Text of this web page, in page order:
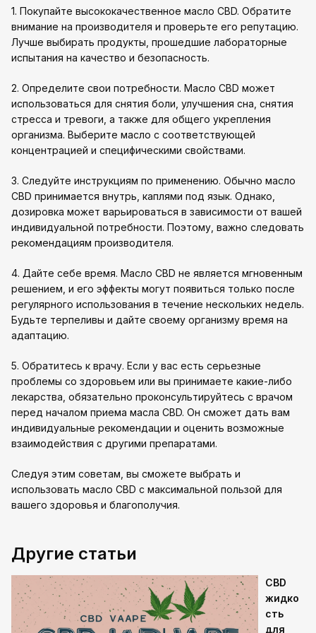
1. Покупайте высококачественное масло CBD. Обратите
внимание на производителя и проверьте его репутацию.
Лучше выбирать продукты, прошедшие лабораторные
испытания на качество и безопасность.
2. Определите свои потребности. Масло CBD может
использоваться для снятия боли, улучшения сна, снятия
стресса и тревоги, а также для общего укрепления
организма. Выберите масло с соответствующей
концентрацией и специфическими свойствами.
3. Следуйте инструкциям по применению. Обычно масло
CBD принимается внутрь, каплями под язык. Однако,
дозировка может варьироваться в зависимости от вашей
индивидуальной потребности. Поэтому, важно следовать
рекомендациям производителя.
4. Дайте себе время. Масло CBD не является мгновенным
решением, и его эффекты могут появиться только после
регулярного использования в течение нескольких недель.
Будьте терпеливы и дайте своему организму время на
адаптацию.
5. Обратитесь к врачу. Если у вас есть серьезные
проблемы со здоровьем или вы принимаете какие-либо
лекарства, обязательно проконсультируйтесь с врачом
перед началом приема масла CBD. Он сможет дать вам
индивидуальные рекомендации и оценить возможные
взаимодействия с другими препаратами.
Следуя этим советам, вы сможете выбрать и
использовать масло CBD с максимальной пользой для
вашего здоровья и благополучия.
Другие статьи
CBD
жидко
сть
для